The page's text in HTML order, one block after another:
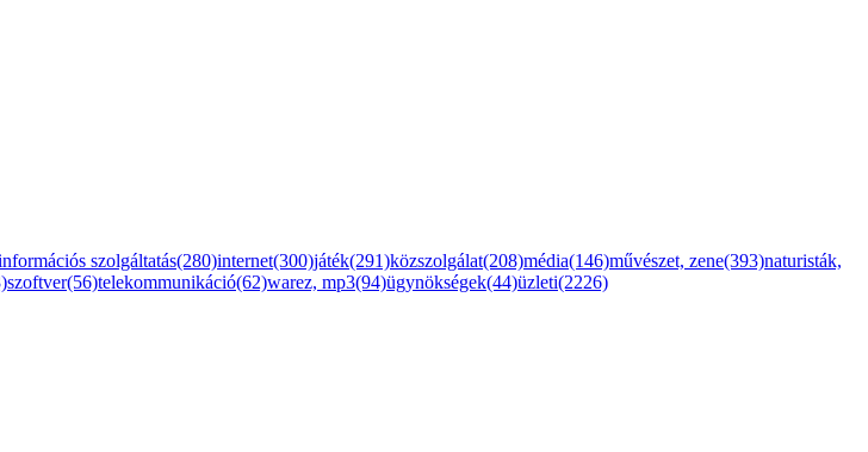
szolgáltatás(280)internet(300)játék(291)közszolgálat(208)média(146)művészet, zene(393)naturisták,
szoftver(56)telekommunikáció(62)warez, mp3(94)ügynökségek(44)üzleti(2226)